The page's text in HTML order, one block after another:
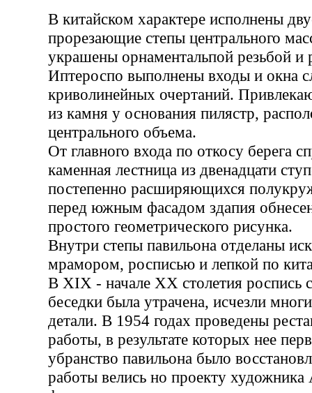
В китайском характере исполнены
прорезающие степы центрального
украшены орнаментальпой резьбой и
Иптероспо выполнены входы и окна
криволинейных очертаний.
из камня у основания пилястр,
центрального объема.
От главного входа по откосу берега
каменная лестница из двенадцати
постепенно расширяющихся
перед южным фасадом здапия
простого геометрического рисунка.
Внутри степы павильона отделаны
мрамором, росписью и лепкой по
В XIX - начале XX столетия роспись
беседки была утрачена, исчезли
детали. В 1954 годах проведены
работы, в результате которых нее
убранство павильона было
работы велись но проекту